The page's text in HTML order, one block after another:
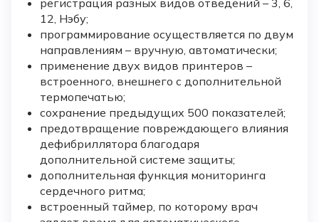
12, Нэбу;
программирование осуществляется по двум
направлениям – вручную, автоматически;
применение двух видов принтеров –
встроенного, внешнего с дополнительной
термопечатью;
сохранение предыдущих 500 показателей;
предотвращение повреждающего влияния
дефибриллятора благодаря
дополнительной системе защиты;
дополнительная функция мониторинга
сердечного ритма;
встроенный таймер, по которому врач